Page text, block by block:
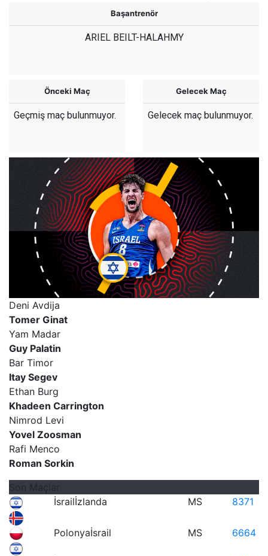
Başantrenör
ARIEL BEILT-HALAHMY
Önceki Maç
Geçmiş maç bulunmuyor.
Gelecek Maç
Gelecek maç bulunmuyor.
Deni Avdija
Tomer Ginat
Yam Madar
Guy Palatin
Bar Timor
Itay Segev
Ethan Burg
Khadeen Carrington
Nimrod Levi
Yovel Zoosman
Rafi Menco
Roman Sorkin
Son Maçlar
İsrailİzlanda MS 8371
Polonyaİsrail MS 6664